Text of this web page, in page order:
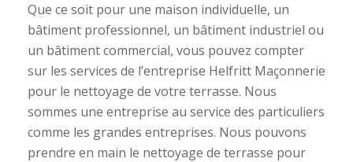
Que ce soit pour une maison individuelle, un
bâtiment professionnel, un bâtiment industriel ou
un bâtiment commercial, vous pouvez compter
sur les services de l’entreprise Helfritt Maçonnerie
pour le nettoyage de votre terrasse. Nous
sommes une entreprise au service des particuliers
comme les grandes entreprises. Nous pouvons
prendre en main le nettoyage de terrasse pour